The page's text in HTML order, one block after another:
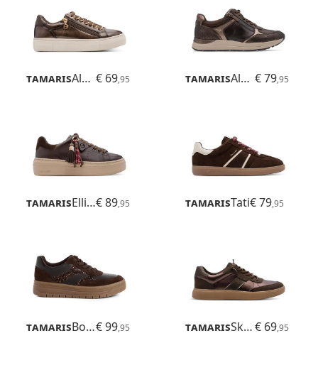
Tamaris Alexia € 69,95 Tamaris Almina € 79,95
Tamaris Ellidy€ 89,95 TamarisTati€ 79,95
Tamaris Boogie€ 99,95 Tamaris Skylar€ 69,95